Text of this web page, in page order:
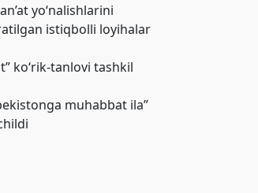
yo‘nalishlarini
istiqbolli loyihalar
ko‘rik-tanlovi tashkil
muhabbat ila”